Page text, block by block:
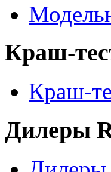
Краш-
Краш-
Дилеры